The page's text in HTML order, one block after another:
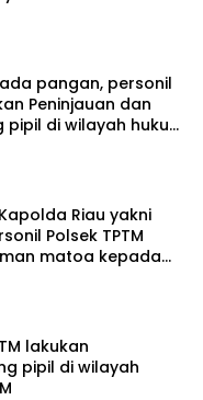
Peninjauan dan
di wilayah hukum
Riau yakni
Polsek TPTM
matoa kepada
lakukan
pipil di wilayah